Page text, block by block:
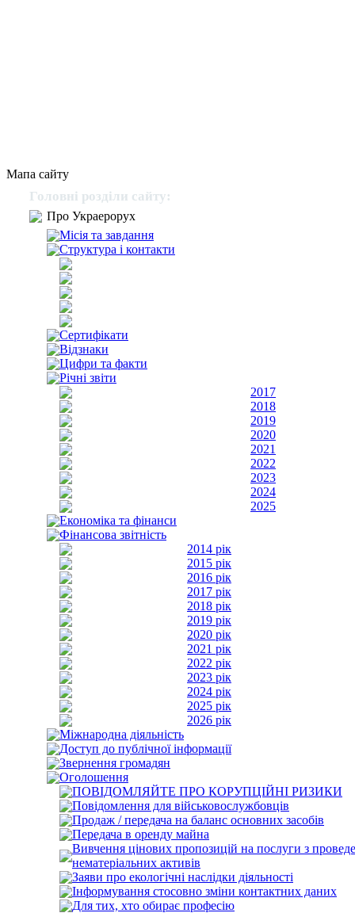
Мапа сайту
Головні розділи сайту:
Про Украерорух
Місія та завдання
Структура і контакти
Сертифікати
Відзнаки
Цифри та факти
Річні звіти
2017
2018
2019
2020
2021
2022
2023
2024
2025
Економіка та фінанси
Фінансова звітність
2014 рік
2015 рік
2016 рік
2017 рік
2018 рік
2019 рік
2020 рік
2021 рік
2022 рік
2023 рік
2024 рік
2025 рік
2026 рік
Міжнародна діяльність
Доступ до публічної інформації
Звернення громадян
Оголошення
ПОВІДОМЛЯЙТЕ ПРО КОРУПЦІЙНІ РИЗИКИ
Повідомлення для військовослужбовців
Продаж / передача на баланс основних засобів
Передача в оренду майна
Вивчення цінових пропозицій на послуги з
нематеріальних активів
Заяви про екологічні наслідки діяльності
Інформування стосовно зміни контактних даних
Для тих, хто обирає професію